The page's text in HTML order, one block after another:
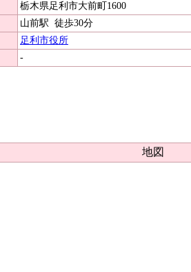
栃木県足利市大前町1600
山前駅 徒歩30分
足利市役所
-
地図